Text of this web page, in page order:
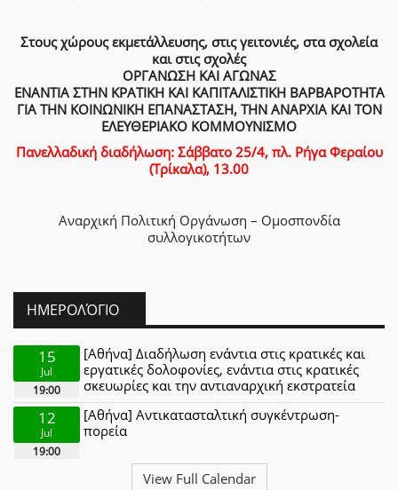
Στους χώρους εκμετάλλευσης, στις γειτονιές, στα σχολεία
και στις σχολές
ΟΡΓΑΝΩΣΗ ΚΑΙ ΑΓΩΝΑΣ
ΕΝΑΝΤΙΑ ΣΤΗΝ ΚΡΑΤΙΚΗ ΚΑΙ ΚΑΠΙΤΑΛΙΣΤΙΚΗ ΒΑΡΒΑΡΟΤΗΤΑ
ΓΙΑ ΤΗΝ ΚΟΙΝΩΝΙΚΗ ΕΠΑΝΑΣΤΑΣΗ, ΤΗΝ ΑΝΑΡΧΙΑ ΚΑΙ ΤΟΝ
ΕΛΕΥΘΕΡΙΑΚΟ ΚΟΜΜΟΥΝΙΣΜΟ
Πανελλαδική διαδήλωση: Σάββατο 25/4, πλ. Ρήγα Φεραίου
(Τρίκαλα), 13.00
Αναρχική Πολιτική Οργάνωση – Ομοσπονδία
συλλογικοτήτων
ΗΜΕΡΟΛΌΓΙΟ
15
Jul
19:00
[Αθήνα] Διαδήλωση ενάντια στις κρατικές και
εργατικές δολοφονίες, ενάντια στις κρατικές
σκευωρίες και την αντιαναρχική εκστρατεία
12
Jul
19:00
[Αθήνα] Αντικατασταλτική συγκέντρωση-
πορεία
View Full Calendar